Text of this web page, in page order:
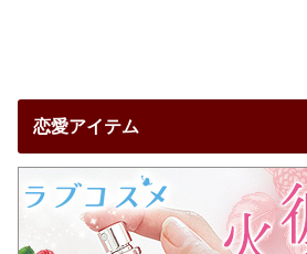
恋愛アイテム